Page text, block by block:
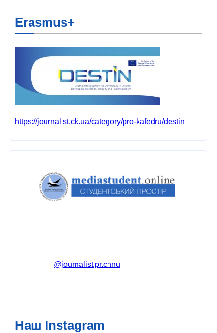
Erasmus+
https://journalist.ck.ua/category/pro-kafedru/destin
@journalist.pr.chnu
Наш Instagram